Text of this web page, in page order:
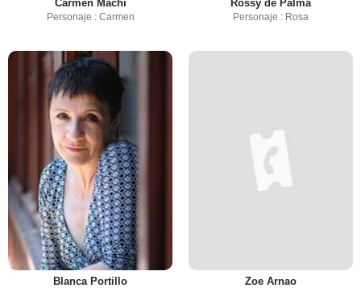
Carmen Machi
Personaje : Carmen
Rossy de Palma
Personaje : Rosa
Blanca Portillo Zoe Arnao